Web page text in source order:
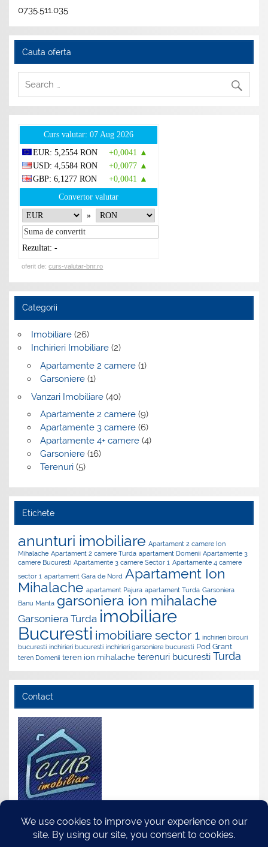
0735.511.035
Cauta oferta
Curs valutar: 07 Aug 2026
EUR: 5,2554 RON
+0,0041 ▲
USD: 4,5584 RON
+0,0077 ▲
GBP: 6,1277 RON
+0,0041 ▲
Convertor valutar
»
Rezultat: -
oferit de:curs-valutar-bnr.ro
Categorii
Imobiliare(26)
Inchirieri Imobiliare(2)
Apartamente 2 camere(1)
Garsoniere(1)
Vanzari Imobiliare(40)
Apartamente 2 camere(9)
Apartamente 3 camere(6)
Apartamente 4+ camere(4)
Garsoniere(16)
Terenuri(5)
Etichete
anunturi imobiliare Apartament 2 camere Ion
Mihalache Apartament 2 camere Turda apartament Domenii Apartamente 3
camere Bucuresti Apartamente 3 camere Sector 1 Apartamente 4 camere
sector 1 apartament Gara de Nord Apartament Ion
Mihalache apartament Pajura apartament Turda Garsoniera
Banu Manta garsoniera ion mihalache
Garsoniera Turda imobiliare
Bucuresti imobiliare sector 1 inchirieri birouri
bucuresti inchirieri bucuresti inchirieri garsoniere bucuresti Pod Grant
teren Domenii teren ion mihalache terenuri bucuresti Turda
Contact
Adresa: Str.Turda Nr.118, Sector 1, Bucuresti
Tel.:0735.511.035